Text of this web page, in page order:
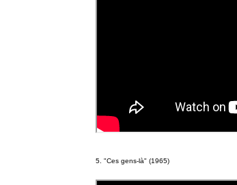
5. "Ces gens-là" (1965)